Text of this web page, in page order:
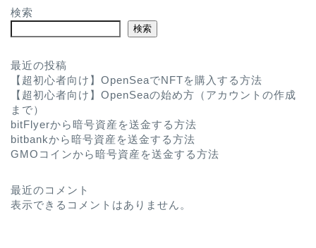
検索
検索
最近の投稿
【超初心者向け】OpenSeaでNFTを購入する方法
【超初心者向け】OpenSeaの始め方（アカウントの作成
まで）
bitFlyerから暗号資産を送金する方法
bitbankから暗号資産を送金する方法
GMOコインから暗号資産を送金する方法
最近のコメント
表示できるコメントはありません。